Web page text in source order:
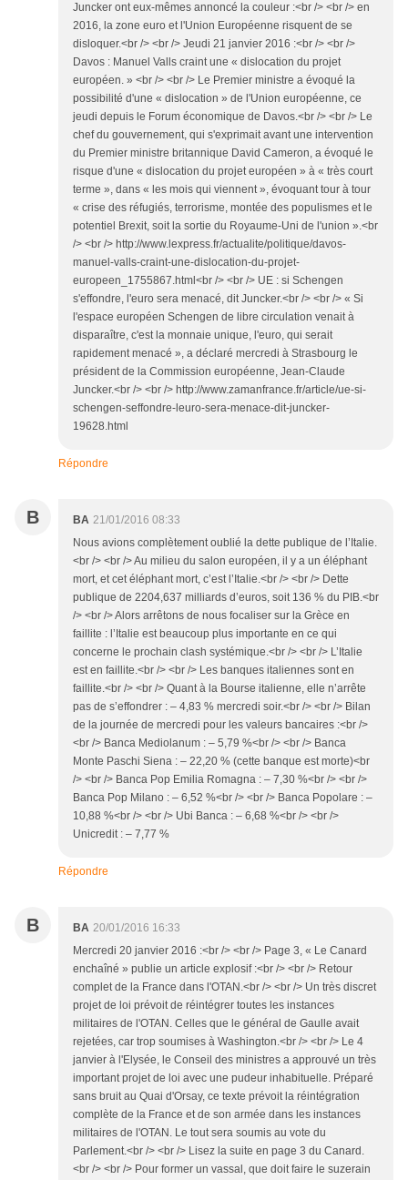
Juncker ont eux-mêmes annoncé la couleur :<br /> <br /> en
2016, la zone euro et l'Union Européenne risquent de se
disloquer.<br /> <br /> Jeudi 21 janvier 2016 :<br /> <br />
Davos : Manuel Valls craint une « dislocation du projet
européen. » <br /> <br /> Le Premier ministre a évoqué la
possibilité d'une « dislocation » de l'Union européenne, ce
jeudi depuis le Forum économique de Davos.<br /> <br /> Le
chef du gouvernement, qui s'exprimait avant une intervention
du Premier ministre britannique David Cameron, a évoqué le
risque d'une « dislocation du projet européen » à « très court
terme », dans « les mois qui viennent », évoquant tour à tour
« crise des réfugiés, terrorisme, montée des populismes et le
potentiel Brexit, soit la sortie du Royaume-Uni de l'union ».<br
/> <br /> http://www.lexpress.fr/actualite/politique/davos-
manuel-valls-craint-une-dislocation-du-projet-
europeen_1755867.html<br /> <br /> UE : si Schengen
s'effondre, l'euro sera menacé, dit Juncker.<br /> <br /> « Si
l'espace européen Schengen de libre circulation venait à
disparaître, c'est la monnaie unique, l'euro, qui serait
rapidement menacé », a déclaré mercredi à Strasbourg le
président de la Commission européenne, Jean-Claude
Juncker.<br /> <br /> http://www.zamanfrance.fr/article/ue-si-
schengen-seffondre-leuro-sera-menace-dit-juncker-
19628.html
Répondre
B BA 21/01/2016 08:33
Nous avions complètement oublié la dette publique de l’Italie.
<br /> <br /> Au milieu du salon européen, il y a un éléphant
mort, et cet éléphant mort, c’est l’Italie.<br /> <br /> Dette
publique de 2204,637 milliards d’euros, soit 136 % du PIB.<br
/> <br /> Alors arrêtons de nous focaliser sur la Grèce en
faillite : l’Italie est beaucoup plus importante en ce qui
concerne le prochain clash systémique.<br /> <br /> L’Italie
est en faillite.<br /> <br /> Les banques italiennes sont en
faillite.<br /> <br /> Quant à la Bourse italienne, elle n’arrête
pas de s’effondrer : – 4,83 % mercredi soir.<br /> <br /> Bilan
de la journée de mercredi pour les valeurs bancaires :<br />
<br /> Banca Mediolanum : – 5,79 %<br /> <br /> Banca
Monte Paschi Siena : – 22,20 % (cette banque est morte)<br
/> <br /> Banca Pop Emilia Romagna : – 7,30 %<br /> <br />
Banca Pop Milano : – 6,52 %<br /> <br /> Banca Popolare : –
10,88 %<br /> <br /> Ubi Banca : – 6,68 %<br /> <br />
Unicredit : – 7,77 %
Répondre
B BA 20/01/2016 16:33
Mercredi 20 janvier 2016 :<br /> <br /> Page 3, « Le Canard
enchaîné » publie un article explosif :<br /> <br /> Retour
complet de la France dans l'OTAN.<br /> <br /> Un très discret
projet de loi prévoit de réintégrer toutes les instances
militaires de l'OTAN. Celles que le général de Gaulle avait
rejetées, car trop soumises à Washington.<br /> <br /> Le 4
janvier à l'Elysée, le Conseil des ministres a approuvé un très
important projet de loi avec une pudeur inhabituelle. Préparé
sans bruit au Quai d'Orsay, ce texte prévoit la réintégration
complète de la France et de son armée dans les instances
militaires de l'OTAN. Le tout sera soumis au vote du
Parlement.<br /> <br /> Lisez la suite en page 3 du Canard.
<br /> <br /> Pour former un vassal, que doit faire le suzerain